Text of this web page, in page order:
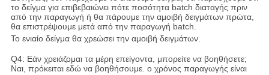
το δείγμα για επιβεβαιώνει πότε ποσότητα batch διαταγής πριν
από την παραγωγή ή θα πάρουμε την αμοιβή δειγμάτων πρώτα,
θα επιστρέψουμε μετά από την παραγωγή batch.
Το ενιαίο δείγμα θα χρεώσει την αμοιβή δειγμάτων.
Q4: Εάν χρειάζομαι τα μέρη επείγοντα, μπορείτε να βοηθήσετε;
Ναι, πρόκειται εδώ να βοηθήσουμε. ο χρόνος παραγωγής είναι